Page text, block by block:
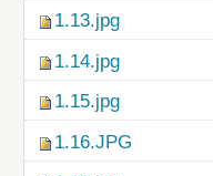
1.13.jpg
1.14.jpg
1.15.jpg
1.16.JPG